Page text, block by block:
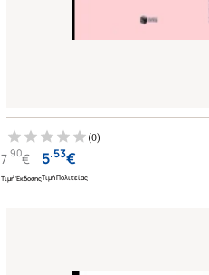
(0)
7 90€
Τιμή Έκδοσης
5.53€
Τιμή Πολιτείας